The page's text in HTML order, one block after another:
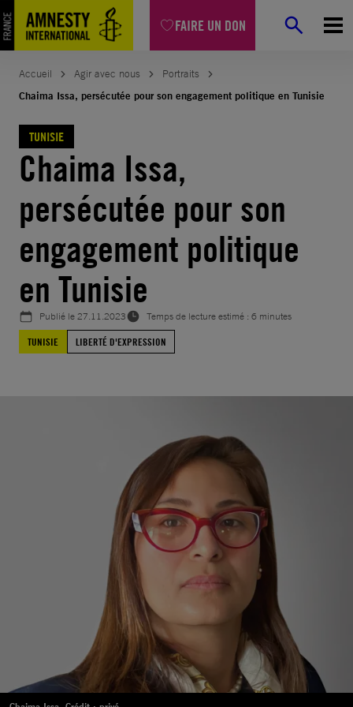
FAIRE UN DON
Aller
au
contenu
Accueil Agir avec nous
Portraits
Chaima Issa, persécutée pour son engagement politique en Tunisie
TUNISIE
Chaima Issa,
persécutée pour son
engagement politique
en Tunisie
Publié le27.11.2023
Temps de lecture estimé : 6 minutes
TUNISIE
LIBERTÉ D'EXPRESSION